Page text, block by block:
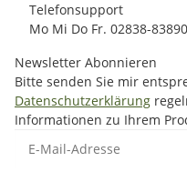
Telefonsupport
Mo Mi Do Fr. 02838-
Newsletter Abonnieren
Bitte senden Sie mir
Datenschutzerklärung
Informationen zu Ihrem